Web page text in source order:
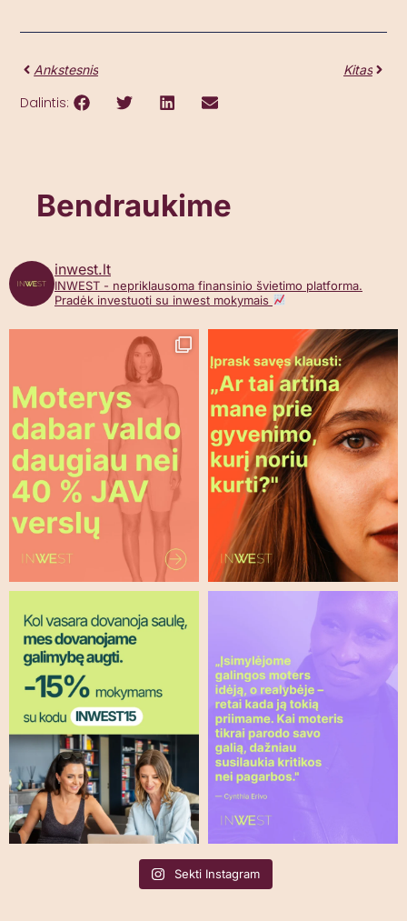
Ankstesnis Kitas
Dalintis:
Bendraukime
inwest.lt
INWEST - nepriklausoma finansinio švietimo platforma.
Pradėk investuoti su inwest mokymais
Sekti Instagram